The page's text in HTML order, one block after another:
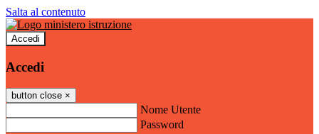
Salta al contenuto
Accedi
Accedi
button close ×
Nome Utente
Password